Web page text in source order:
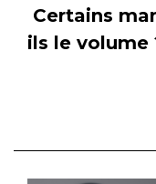
Certains
ils le volume